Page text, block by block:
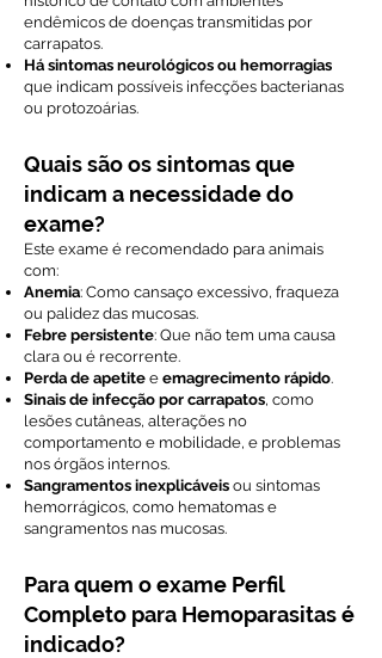
endêmicos de doenças transmitidas por
carrapatos.
Há sintomas neurológicos ou hemorragias
que indicam possíveis infecções bacterianas
ou protozoárias.
Quais são os sintomas que
indicam a necessidade do
exame?
Este exame é recomendado para animais
com:
Anemia: Como cansaço excessivo, fraqueza
ou palidez das mucosas.
Febre persistente: Que não tem uma causa
clara ou é recorrente.
Perda de apetite e emagrecimento rápido.
Sinais de infecção por carrapatos, como
lesões cutâneas, alterações no
comportamento e mobilidade, e problemas
nos órgãos internos.
Sangramentos inexplicáveis ou sintomas
hemorrágicos, como hematomas e
sangramentos nas mucosas.
Para quem o exame Perfil
Completo para Hemoparasitas é
indicado?